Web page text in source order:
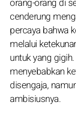
cenderung
percaya bahwa
melalui
untuk yang
menyebabkan
disengaja,
ambisiusnya.